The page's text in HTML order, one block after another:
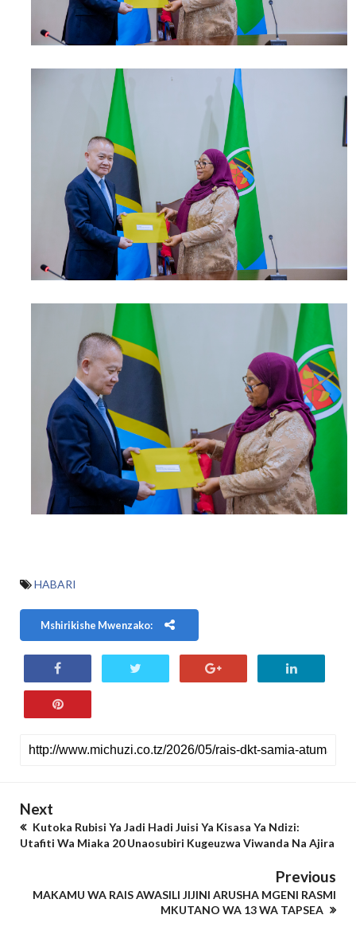
HABARI
Mshirikishe Mwenzako:
Next
Kutoka Rubisi Ya Jadi Hadi Juisi Ya Kisasa Ya Ndizi:
Utafiti Wa Miaka 20 Unaosubiri Kugeuzwa Viwanda Na Ajira
Previous
MAKAMU WA RAIS AWASILI JIJINI ARUSHA MGENI RASMI
MKUTANO WA 13 WA TAPSEA